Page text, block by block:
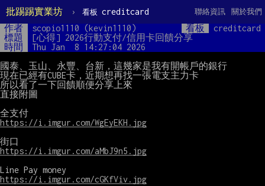
批踢踢實業坊 › 看板 creditcard 關於我們
聯絡資訊
作者 scopio1110 (kevin1110) 看板
creditcard
標題
[心得] 2026行動支付/信用卡回饋分享
時間
Thu Jan  8 14:27:04 2026
國泰、玉山、永豐、台新，這幾家是我有開帳戶的銀行
現在已經有CUBE卡，近期想再找一張電支主力卡
所以看了一下回饋順便分享上來
直接附圖
https://i.imgur.com/WgEyEKH.jpg
https://i.imgur.com/aMbJ9n5.jpg
https://i.imgur.com/cGKfViv.jpg